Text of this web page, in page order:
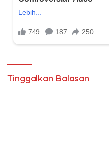
Tinggalkan Balasan